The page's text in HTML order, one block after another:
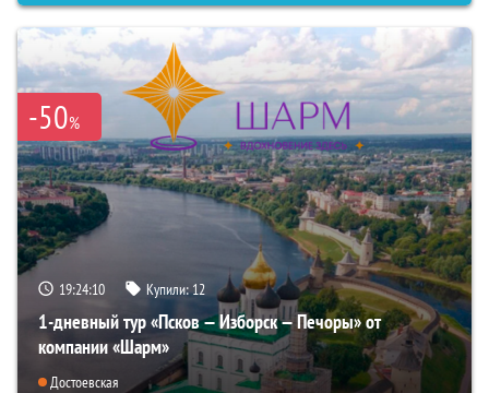
-50%
19:24:09 Купили:12
1-дневный тур «Псков — Изборск — Печоры» от
компании «Шарм»
Достоевская